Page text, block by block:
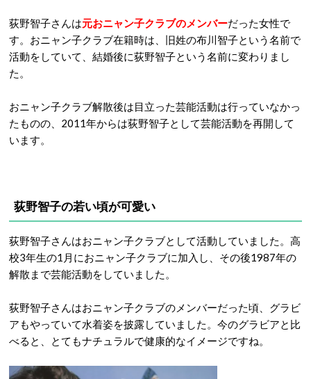
荻野智子さんは元おニャン子クラブのメンバーだった女性で
す。おニャン子クラブ在籍時は、旧姓の布川智子という名前で
活動をしていて、結婚後に荻野智子という名前に変わりまし
た。
おニャン子クラブ解散後は目立った芸能活動は行っていなかっ
たものの、2011年からは荻野智子として芸能活動を再開して
います。
荻野智子の若い頃が可愛い
荻野智子さんはおニャン子クラブとして活動していました。高
校3年生の1月におニャン子クラブに加入し、その後1987年の
解散まで芸能活動をしていました。
荻野智子さんはおニャン子クラブのメンバーだった頃、グラビ
アもやっていて水着姿を披露していました。今のグラビアと比
べると、とてもナチュラルで健康的なイメージですね。